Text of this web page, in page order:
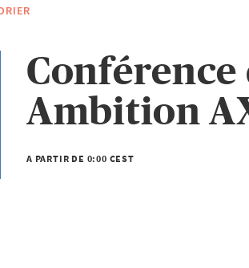
Conférence
Ambition
A PARTIR DE 0:00 CEST